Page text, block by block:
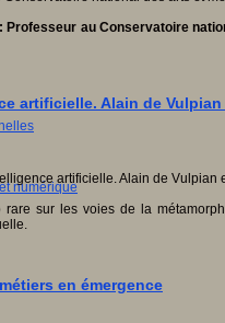
numérique
Professeur au Conservatoire
artificielle. Alain de
sur les voies de la
en émergence